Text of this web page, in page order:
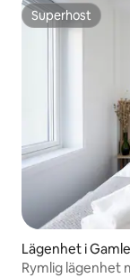
Superhost
Superhost
Lägenhet i
Rymlig lägenhet